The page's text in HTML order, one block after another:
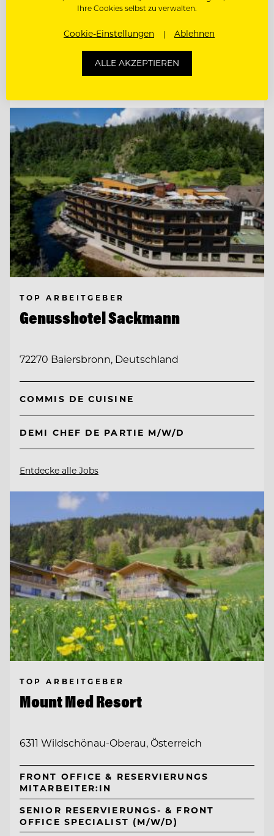
REZEPTIONIST/IN
TOP ARBEITGEBER
Genusshotel Sackmann
72270 Baiersbronn, Deutschland
COMMIS DE CUISINE
DEMI CHEF DE PARTIE M/W/D
Entdecke alle Jobs
TOP ARBEITGEBER
Mount Med Resort
6311 Wildschönau-Oberau, Österreich
FRONT OFFICE & RESERVIERUNGS
MITARBEITER:IN
SENIOR RESERVIERUNGS- & FRONT
OFFICE SPECIALIST (M/W/D)
Ihre Cookies selbst zu verwalten.
Cookie-Einstellungen Ablehnen
ALLE AKZEPTIEREN